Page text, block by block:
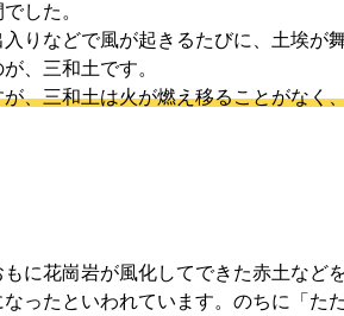
した。
りなどで風が起きるたびに、土埃が
、三和土です。
、三和土は火が燃え移ることがなく
に花崗岩が風化してできた赤土など
なったといわれています。のちに「た